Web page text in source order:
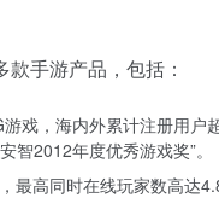
手游产品，包括：
游戏，海内外累计注册用
智2012年度优秀游戏奖”。
最高同时在线玩家数高达